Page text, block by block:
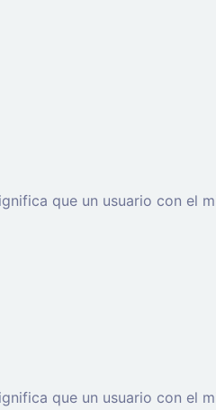
que un usuario con el
que un usuario con el